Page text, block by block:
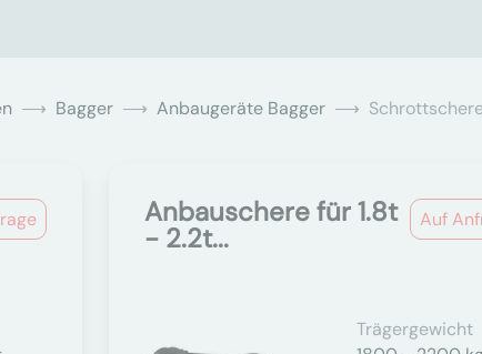
Bagger Anbaugeräte Bagger
Auf
Anbauschere für 1.8t
- 2.2t...
Trägergewicht